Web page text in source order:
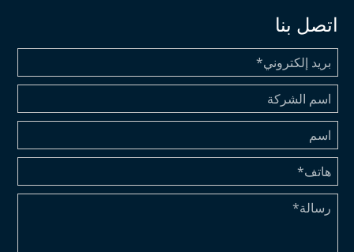
اتصل بنا